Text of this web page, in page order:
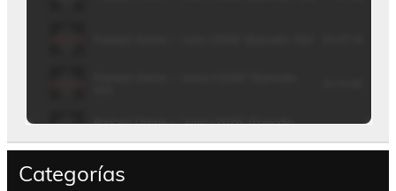
Categorías